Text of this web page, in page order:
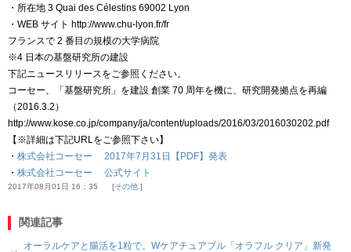
・所在地 3 Quai des Célestins 69002 Lyon
・WEB サイト http://www.chu-lyon.fr/fr
フランスで 2 番目の規模の大学病院
※4 日本の基盤研究所の建設
下記ニュースリリースをご参照ください。
コーセー、「基盤研究所」を建設 創業 70 周年を機に、研究開発拠点を再編
（2016.3.2）
http://www.kose.co.jp/company/ja/content/uploads/2016/03/2016030202.pdf
【※詳細は下記URLをご参照下さい】
・ 株式会社コーセー 2017年7月31日【PDF】発表
・ 株式会社コーセー 公式サイト
2017年08月01日 16：35 その他.
関連記事
オーラルケアと腸活を1粒で。Wケアチュアブル「オラフル クリア」新発